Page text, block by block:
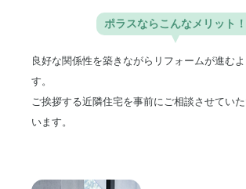
ポラスならこんなメリット！
良好な関係性を築きながらリフォームが進む
す。
ご挨拶する近隣住宅を事前にご相談させてい
います。